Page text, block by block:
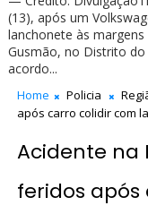
(13), após um
lanchonete às
Gusmão, no Distrito
acordo...
Home Policia
após carro colidir com
Acidente na
feridos